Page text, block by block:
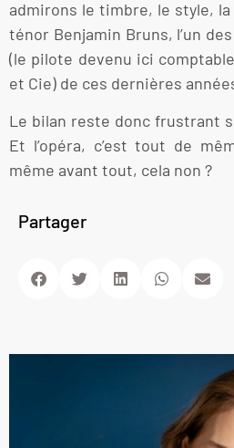
admirons le timbre, le style,
ténor Benjamin Bruns, l’un
(le pilote devenu ici
et Cie) de ces dernières
Le bilan reste donc frustrant
Et l’opéra, c’est tout de
même avant tout, cela non ?
Partager